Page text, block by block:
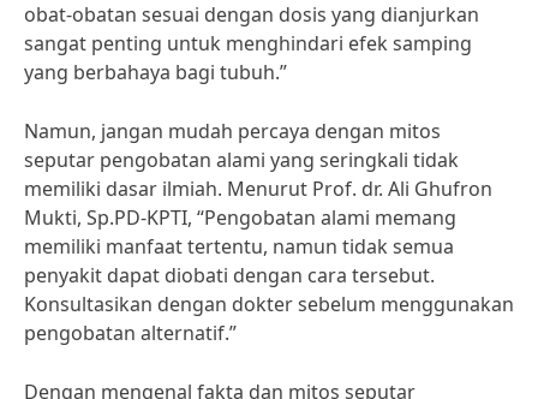
obat-obatan sesuai dengan dosis yang dianjurkan
sangat penting untuk menghindari efek samping
yang berbahaya bagi tubuh.”
Namun, jangan mudah percaya dengan mitos
seputar pengobatan alami yang seringkali tidak
memiliki dasar ilmiah. Menurut Prof. dr. Ali Ghufron
Mukti, Sp.PD-KPTI, “Pengobatan alami memang
memiliki manfaat tertentu, namun tidak semua
penyakit dapat diobati dengan cara tersebut.
Konsultasikan dengan dokter sebelum menggunakan
pengobatan alternatif.”
Dengan mengenal fakta dan mitos seputar